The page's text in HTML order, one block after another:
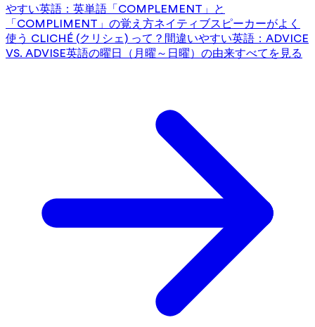
やすい英語：英単語「COMPLEMENT」と
「COMPLIMENT」の覚え方ネイティブスピーカーがよく
使う CLICHÉ (クリシェ) って？ 間違いやすい英語：ADVICE
VS. ADVISE英語の曜日（月曜～日曜）の由来すべてを見る